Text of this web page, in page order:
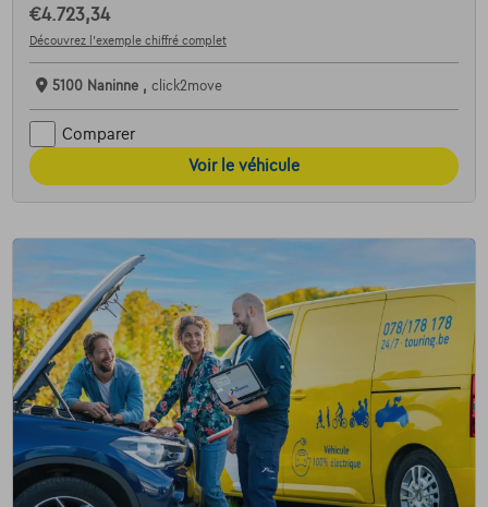
€4.723,34
Découvrez l’exemple chiffré complet
5100 Naninne , click2move
Comparer
Voir le véhicule